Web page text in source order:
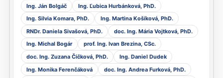
Ing. Ján Bolgáč
Ing. Ľubica Hurbánková, PhD.
Ing. Silvia Komara, PhD.
Ing. Martina Košíková, PhD.
RNDr. Daniela Sivašová, PhD.
doc. Ing. Mária Vojtková, PhD.
Ing. Michal Bogár
prof. Ing. Ivan Brezina, CSc.
doc. Ing. Zuzana Čičková, PhD.
Ing. Daniel Dudek
Ing. Monika Ferenčáková
doc. Ing. Andrea Furková, PhD.